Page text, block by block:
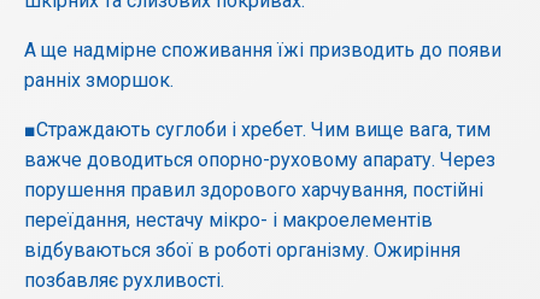
А ще надмірне споживання їжі призводить до появи
ранніх зморшок.
■Страждають суглоби і хребет. Чим вище вага, тим
важче доводиться опорно-руховому апарату. Через
порушення правил здорового харчування, постійні
переїдання, нестачу мікро- і макроелементів
відбуваються збої в роботі організму. Ожиріння
позбавляє рухливості.